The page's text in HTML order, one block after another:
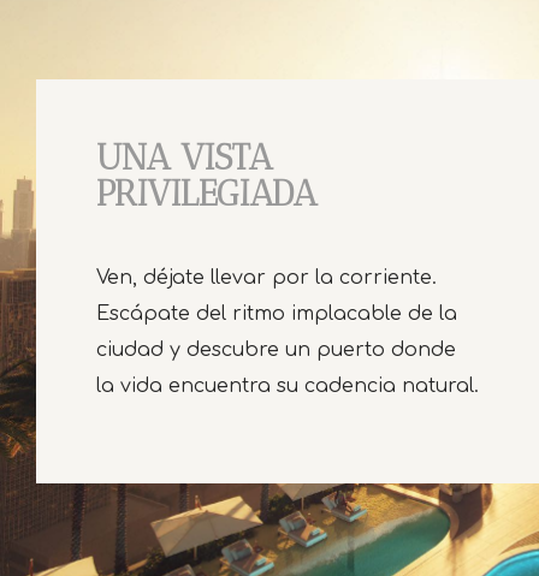
UNA VISTA
PRIVILEGIADA
Ven, déjate llevar por la corriente.
Escápate del ritmo implacable de la
ciudad y descubre un puerto donde
la vida encuentra su cadencia natural.